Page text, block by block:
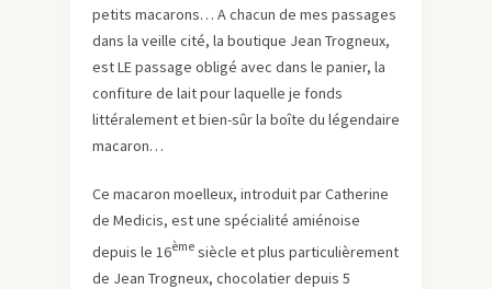
petits macarons… A chacun de mes passages
dans la veille cité, la boutique Jean Trogneux,
est LE passage obligé avec dans le panier, la
confiture de lait pour laquelle je fonds
littéralement et bien-sûr la boîte du légendaire
macaron…
Ce macaron moelleux, introduit par Catherine
de Medicis, est une spécialité amiénoise
depuis le 16ème siècle et plus particulièrement
de Jean Trogneux, chocolatier depuis 5